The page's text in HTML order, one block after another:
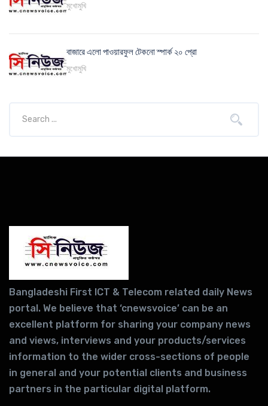
মুখোমুখি
বাজারে এলো পাওয়ারফুল টেকনো স্পার্ক ২০ প্রো
মুখোমুখি
Bangladeshi First ICT & Telecom related daily News
portal. We believe that ‘cnewsvoice’ can be an
excellent platform for sharing your company news
and views, interviews and your products/services
information to the wider cross-sections of people
in general and your potential clients and business
partners in the particular digital platform.